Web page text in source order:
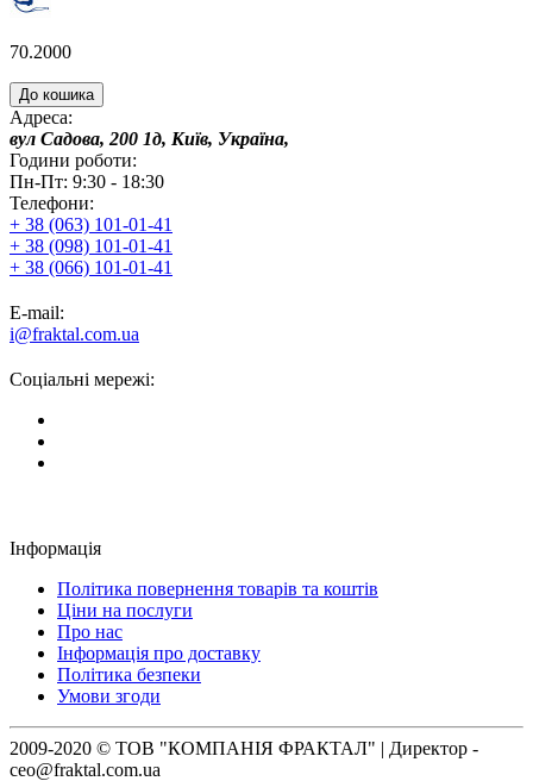
70.2000
До кошика
Адреса:
вул Садова, 200 1д, Київ, Україна,
Години роботи:
Пн-Пт: 9:30 - 18:30
Телефони:
+ 38 (063) 101-01-41
+ 38 (098) 101-01-41
+ 38 (066) 101-01-41
E-mail:
i@fraktal.com.ua
Соціальні мережі:
Інформація
Політика повернення товарів та коштів
Ціни на послуги
Про нас
Інформація про доставку
Політика безпеки
Умови згоди
2009-2020 © ТОВ "КОМПАНІЯ ФРАКТАЛ" | Директор -
ceo@fraktal.com.ua